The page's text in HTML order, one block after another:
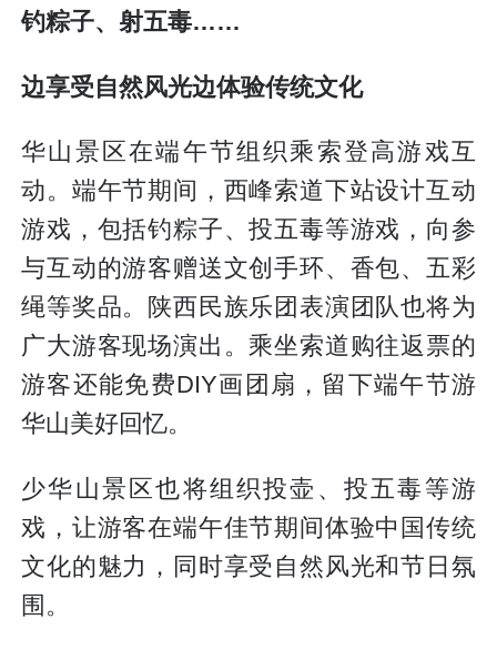
钓粽子、射五毒……
边享受自然风光边体验传统文化
华山景区在端午节组织乘索登高游戏互
动。端午节期间，西峰索道下站设计互动
游戏，包括钓粽子、投五毒等游戏，向参
与互动的游客赠送文创手环、香包、五彩
绳等奖品。陕西民族乐团表演团队也将为
广大游客现场演出。乘坐索道购往返票的
游客还能免费DIY画团扇，留下端午节游
华山美好回忆。
少华山景区也将组织投壶、投五毒等游
戏，让游客在端午佳节期间体验中国传统
文化的魅力，同时享受自然风光和节日氛
围。